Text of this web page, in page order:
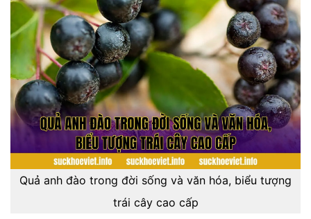
Quả anh đào trong đời sống và văn hóa, biểu tượng
trái cây cao cấp